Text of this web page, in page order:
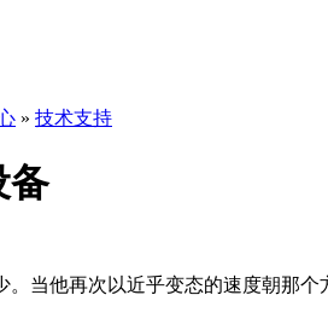
» 技术支持
备
当他再次以近乎变态的速度朝那